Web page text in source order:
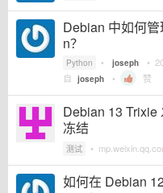
Debian 中如何
n？
Python • joseph •
自 joseph • 赞
Debian 13 Trixie
冻结
测试 •
如何在 Debian